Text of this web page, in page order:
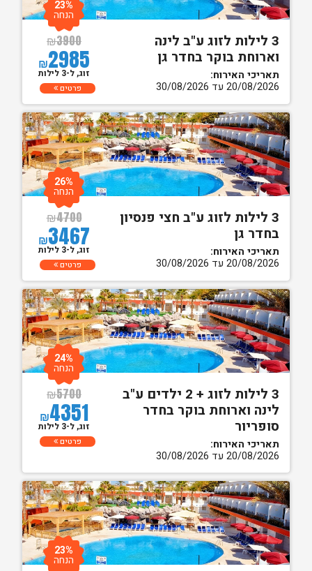
3 לילות לזוג ע"ב לינה
וארוחת בוקר בחדר גן
תאריכי האירוח:
20/08/2026 עד 30/08/2026
₪3900
₪2985
23%
הנחה
זוג, ל-3 לילות
פרטים
3 לילות לזוג ע"ב חצי פנסיון
בחדר גן
תאריכי האירוח:
20/08/2026 עד 30/08/2026
₪4700
₪3467
26%
הנחה
זוג, ל-3 לילות
פרטים
3 לילות לזוג + 2 ילדים ע"ב
לינה וארוחת בוקר בחדר
סופריור
תאריכי האירוח:
20/08/2026 עד 30/08/2026
₪5700
₪4351
24%
הנחה
זוג, ל-3 לילות
פרטים
23%
הנחה